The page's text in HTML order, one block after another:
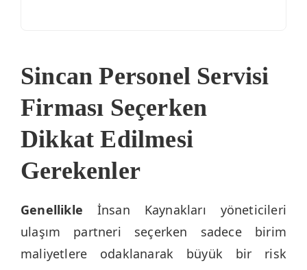
Sincan Personel Servisi
Firması Seçerken
Dikkat Edilmesi
Gerekenler
Genellikle İnsan Kaynakları yöneticileri
ulaşım partneri seçerken sadece birim
maliyetlere odaklanarak büyük bir risk